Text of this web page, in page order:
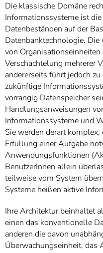
Die klassische Domäne
Informationssysteme ist
Datenbeständen auf der
Datenbanktechnologie.
von
Verschachtelung mehrerer
andererseits führt jedoch
zukünftige
vorrangig Datenspeicher
Handlungsanweisungen
Informationssysteme und
Sie werden derart
Erfüllung einer Aufgabe
Anwendungsfunktionen
BenutzerInnen allein
teilweise vom System
Systeme heißen aktive
Ihre Architektur beinhaltet
einen das konventionelle
anderen die davon
Überwachungseinheit, das